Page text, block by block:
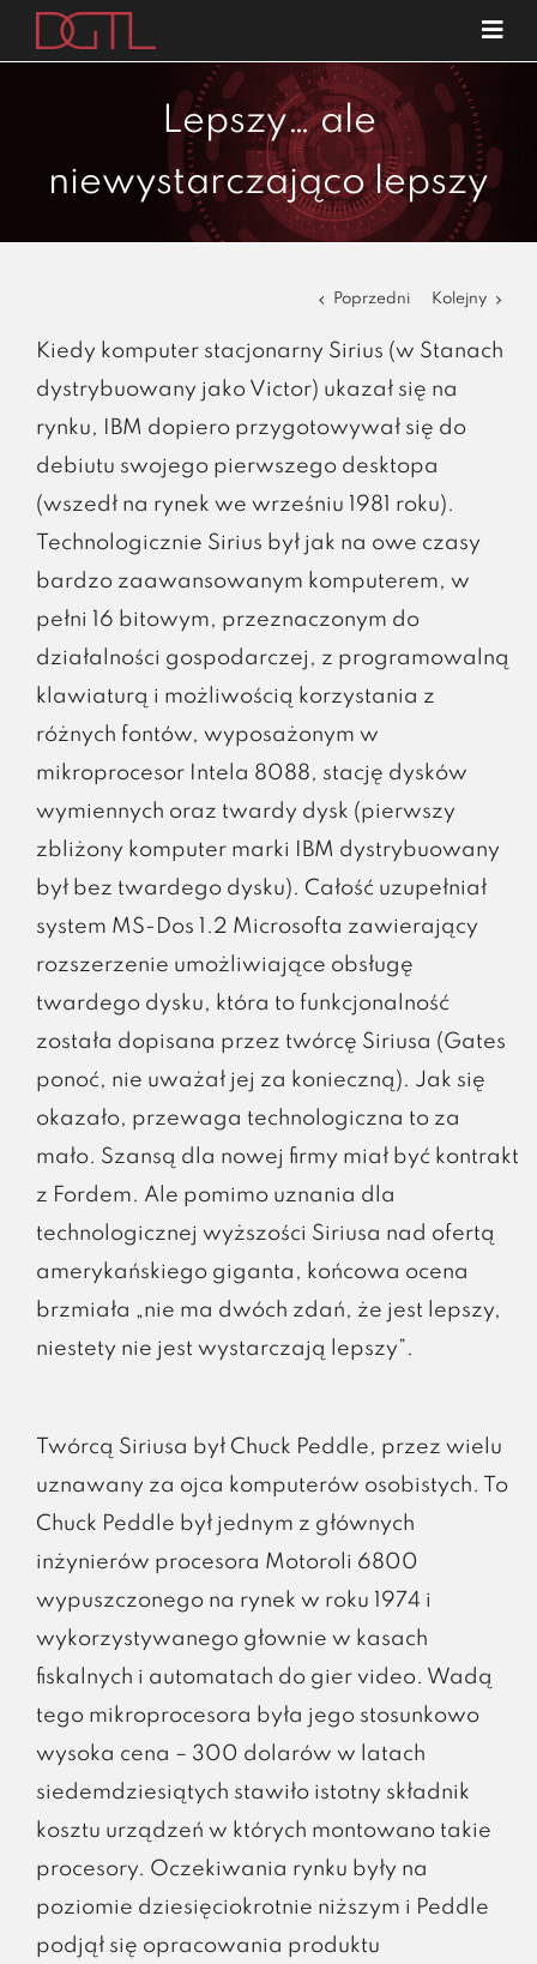
Przejdź
publikacje
Lepszy… ale
niewystarczająco lepszy
Poprzedni Kolejny
Kiedy komputer stacjonarny Sirius (w Stanach
dystrybuowany jako Victor) ukazał się na
rynku, IBM dopiero przygotowywał się do
debiutu swojego pierwszego desktopa
(wszedł na rynek we wrześniu 1981 roku).
Technologicznie Sirius był jak na owe czasy
bardzo zaawansowanym komputerem, w
pełni 16 bitowym, przeznaczonym do
działalności gospodarczej, z programowalną
klawiaturą i możliwością korzystania z
różnych fontów, wyposażonym w
mikroprocesor Intela 8088, stację dysków
wymiennych oraz twardy dysk (pierwszy
zbliżony komputer marki IBM dystrybuowany
był bez twardego dysku). Całość uzupełniał
system MS-Dos 1.2 Microsofta zawierający
rozszerzenie umożliwiające obsługę
twardego dysku, która to funkcjonalność
została dopisana przez twórcę Siriusa (Gates
ponoć, nie uważał jej za konieczną). Jak się
okazało, przewaga technologiczna to za
mało. Szansą dla nowej firmy miał być kontrakt
z Fordem. Ale pomimo uznania dla
technologicznej wyższości Siriusa nad ofertą
amerykańskiego giganta, końcowa ocena
brzmiała „nie ma dwóch zdań, że jest lepszy,
niestety nie jest wystarczają lepszy”.
Twórcą Siriusa był Chuck Peddle, przez wielu
uznawany za ojca komputerów osobistych. To
Chuck Peddle był jednym z głównych
inżynierów procesora Motoroli 6800
wypuszczonego na rynek w roku 1974 i
wykorzystywanego głownie w kasach
fiskalnych i automatach do gier video. Wadą
tego mikroprocesora była jego stosunkowo
wysoka cena – 300 dolarów w latach
siedemdziesiątych stawiło istotny składnik
kosztu urządzeń w których montowano takie
procesory. Oczekiwania rynku były na
poziomie dziesięciokrotnie niższym i Peddle
podjął się opracowania produktu